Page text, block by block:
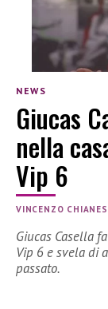
NEWS
Giucas
nella
Vip 6
VINCENZO
Giucas Casella
Vip 6 e svela di
passato.